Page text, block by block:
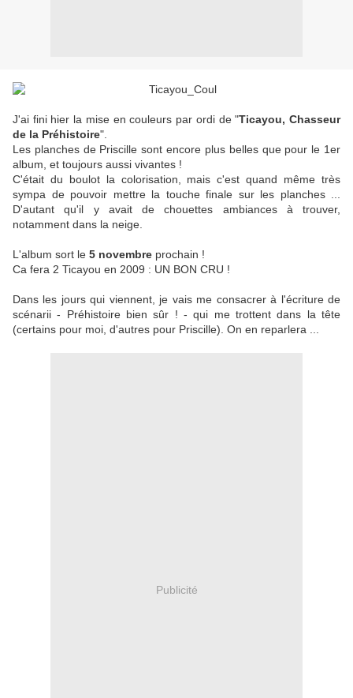
J'ai fini hier la mise en couleurs par ordi de "Ticayou, Chasseur
de la Préhistoire".
Les planches de Priscille sont encore plus belles que pour le 1er
album, et toujours aussi vivantes !
C'était du boulot la colorisation, mais c'est quand même très
sympa de pouvoir mettre la touche finale sur les planches ...
D'autant qu'il y avait de chouettes ambiances à trouver,
notamment dans la neige.
L'album sort le 5 novembre prochain !
Ca fera 2 Ticayou en 2009 : UN BON CRU !
Dans les jours qui viennent, je vais me consacrer à l'écriture de
scénarii - Préhistoire bien sûr ! - qui me trottent dans la tête
(certains pour moi, d'autres pour Priscille). On en reparlera ...
Publicité